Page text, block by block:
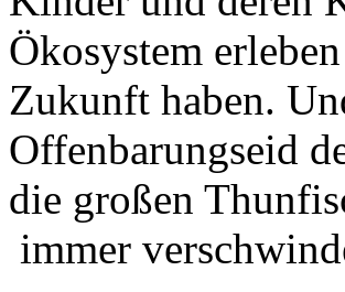
Ökosystem
Zukunft haben.
Offenbarungseid
die großen
immer